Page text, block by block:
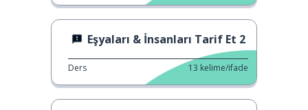
Eşyaları & İnsanları Tarif Et 2
Ders 13 kelime/ifade